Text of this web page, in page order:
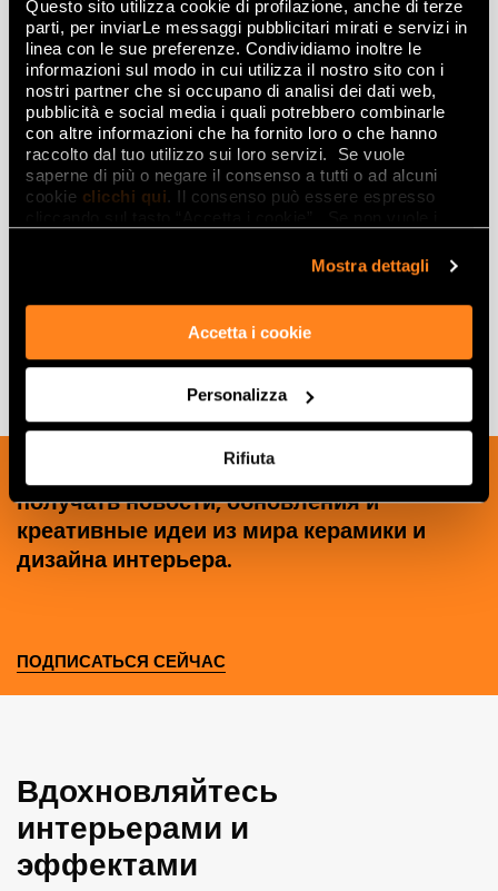
Questo sito utilizza cookie di profilazione, anche di terze
parti, per inviarLe messaggi pubblicitari mirati e servizi in
linea con le sue preferenze. Condividiamo inoltre le
informazioni sul modo in cui utilizza il nostro sito con i
nostri partner che si occupano di analisi dei dati web,
pubblicità e social media i quali potrebbero combinarle
con altre informazioni che ha fornito loro o che hanno
raccolto dal tuo utilizzo sui loro servizi. Se vuole
saperne di più o negare il consenso a tutti o ad alcuni
cookie clicchi qui. Il consenso può essere espresso
Mostra dettagli
Accetta i cookie
Personalizza
Rifiuta
Подпишитесь на нашу рассылку, чтобы
получать новости, обновления и
креативные идеи из мира керамики и
дизайна интерьера.
ПОДПИСАТЬСЯ СЕЙЧАС
Вдохновляйтесь
интерьерами и
эффектами